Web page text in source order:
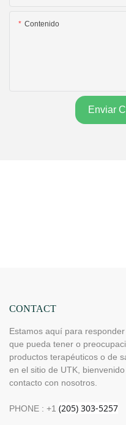
Contenido
Enviar
CONTACT
Estamos aquí para
que pueda tener o
productos terapéuticos o de
en el sitio de UTK,
contacto con nosotros.
PHONE : +1